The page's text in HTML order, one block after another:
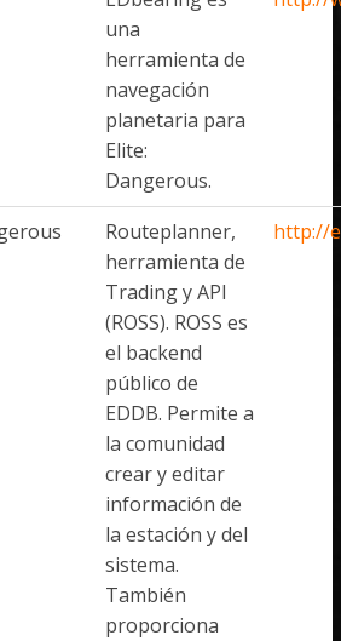
una
herramienta de
navegación
planetaria para
Elite:
Dangerous.
Routeplanner,
herramienta de
Trading y API
(ROSS). ROSS es
el backend
público de
EDDB. Permite a
la comunidad
crear y editar
información de
la estación y del
sistema.
También
proporciona
http://